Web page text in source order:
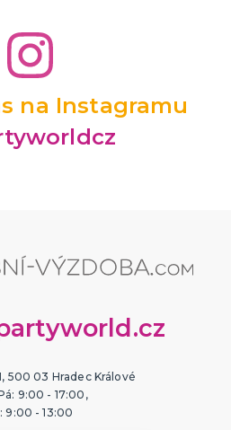
na Instagramu
500 03 Hradec Králové
9:00 - 17:00,
9:00 - 13:00